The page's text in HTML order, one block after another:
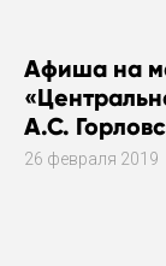
Афиша на
А.С.
26 февраля 2019